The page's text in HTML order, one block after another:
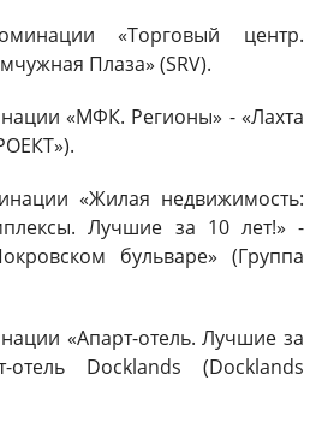
«Торговый центр.
Плаза» (SRV).
«МФК. Регионы» - «Лахта
«Жилая недвижимость:
Лучшие за 10 лет!» -
бульваре» (Группа
«Апарт-отель. Лучшие за
Docklands (Docklands